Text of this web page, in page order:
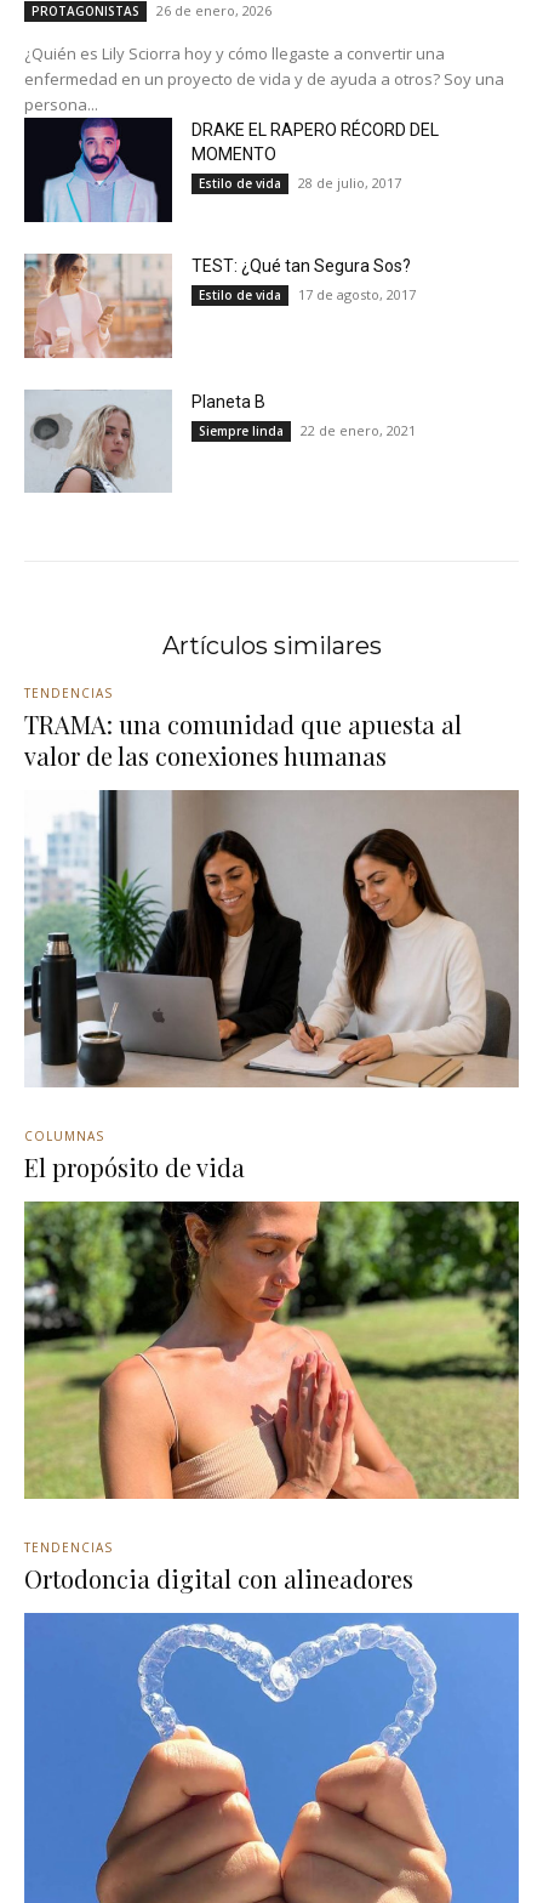
PROTAGONISTAS 26 de enero, 2026
¿Quién es Lily Sciorra hoy y cómo llegaste a convertir una
enfermedad en un proyecto de vida y de ayuda a otros? Soy una
persona...
DRAKE EL RAPERO RÉCORD DEL
MOMENTO
Estilo de vida 28 de julio, 2017
TEST: ¿Qué tan Segura Sos?
Estilo de vida 17 de agosto, 2017
Planeta B
Siempre linda 22 de enero, 2021
Artículos similares
TENDENCIAS
TRAMA: una comunidad que apuesta al
valor de las conexiones humanas
COLUMNAS
El propósito de vida
TENDENCIAS
Ortodoncia digital con alineadores